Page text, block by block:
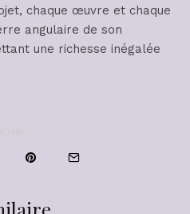
chaque œuvre et chaque
angulaire de son
une richesse inégalée